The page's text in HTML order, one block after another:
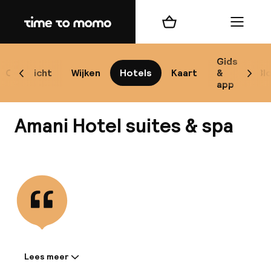
Home
Overzicht Wijken Hotels Kaart
Gids
&
app
Scroll naar links
Winkelmand Menu
Amani Hotel suites & spa
Informatie gedeeld door de
Lees meer